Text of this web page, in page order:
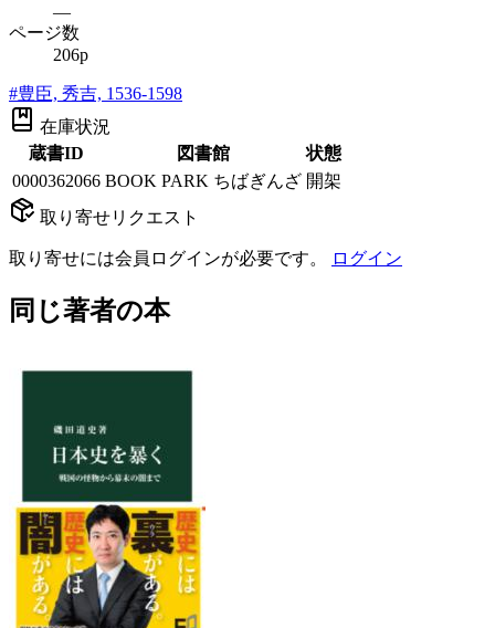
—
ページ数
206p
#豊臣, 秀吉, 1536-1598
在庫状況
蔵書ID
図書館
状態
0000362066 BOOK PARK ちばぎんざ 開架
取り寄せリクエスト
取り寄せには会員ログインが必要です。 ログイン
同じ著者の本